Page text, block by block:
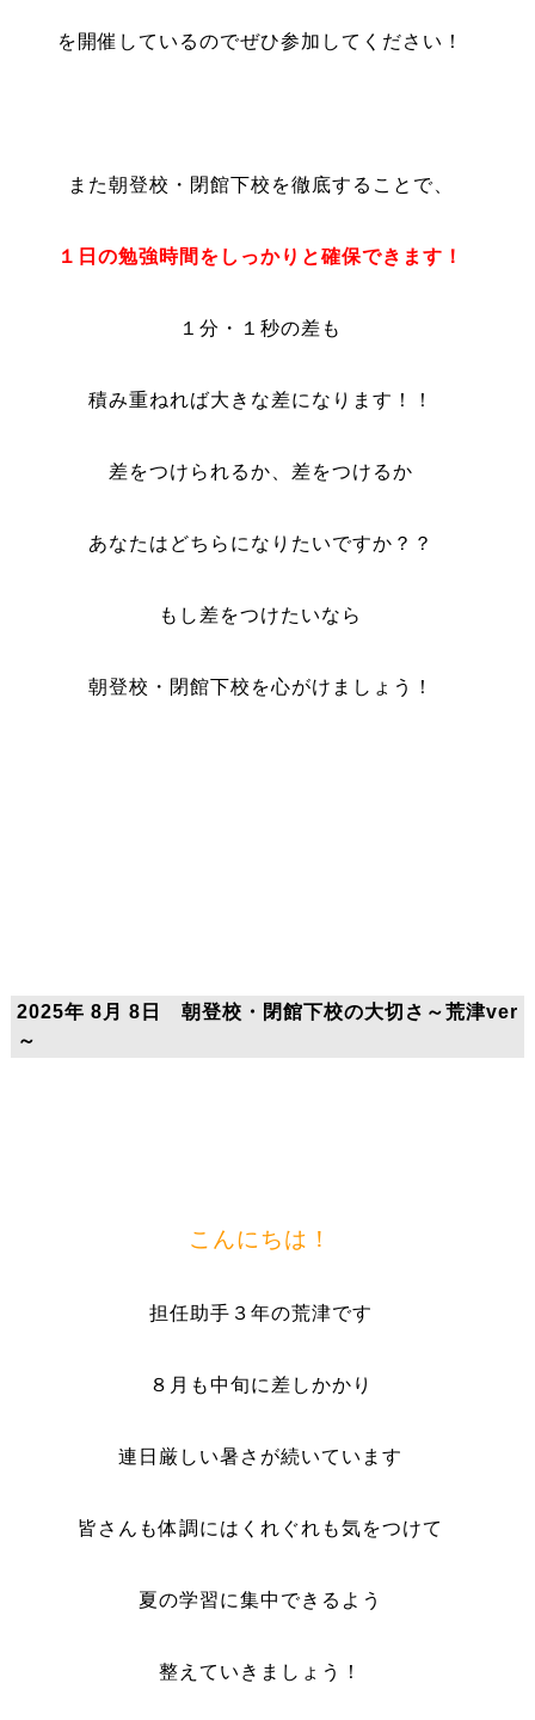
を開催しているのでぜひ参加してください！
また朝登校・閉館下校を徹底することで、
１日の勉強時間をしっかりと確保できます！
１分・１秒の差も
積み重ねれば大きな差になります！！
差をつけられるか、差をつけるか
あなたはどちらになりたいですか？？
もし差をつけたいなら
朝登校・閉館下校を心がけましょう！
2025年 8月 8日 朝登校・閉館下校の大切さ～荒津ver
～
こんにちは！
担任助手３年の荒津です
８月も中旬に差しかかり
連日厳しい暑さが続いています
皆さんも体調にはくれぐれも気をつけて
夏の学習に集中できるよう
整えていきましょう！